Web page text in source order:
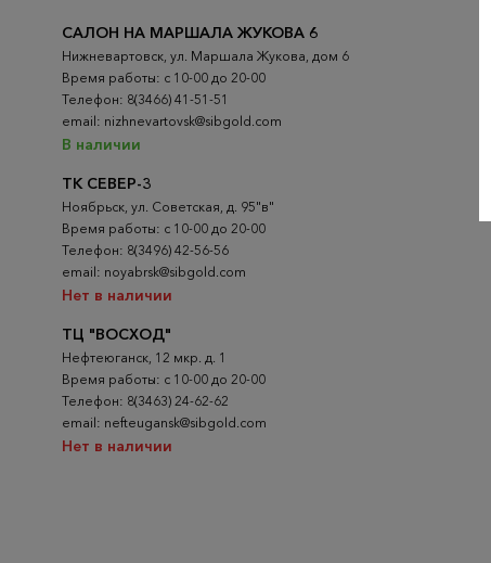
ТК СЕВЕР-3
Ноябрьск, ул. Советская, д. 95"в"
Время работы: с 10-00 до 20-00
Телефон: 8(3496) 42-56-56
email: noyabrsk@sibgold.com
Нет в наличии
ТЦ "ВОСХОД"
Нефтеюганск, 12 мкр. д. 1
Время работы: с 10-00 до 20-00
Телефон: 8(3463) 24-62-62
email: nefteugansk@sibgold.com
Нет в наличии
САЛОН НА МАРШАЛА ЖУКОВА 6
Нижневартовск, ул. Маршала Жукова, дом 6
Время работы: с 10-00 до 20-00
Телефон: 8(3466) 41-51-51
email: nizhnevartovsk@sibgold.com
В наличии